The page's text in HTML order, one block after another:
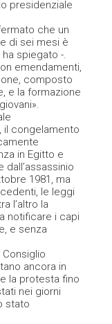
presidenziale
che un
di sei mesi è
spiegato -.
emendamenti,
composto
e la formazione
il congelamento
in Egitto e
1981, ma
le leggi
l’altro la
notificare i capi
e senza
ancora in
la protesta fino
nei giorni
stato